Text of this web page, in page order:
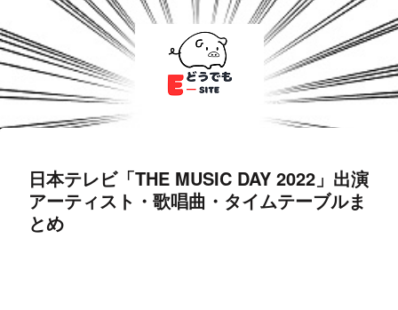
日本テレビ「THE MUSIC DAY 2022」出演
アーティスト・歌唱曲・タイムテーブルま
とめ